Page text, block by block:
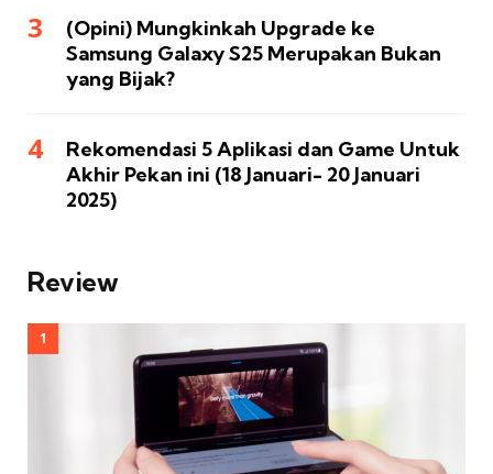
(Opini) Mungkinkah Upgrade ke
Samsung Galaxy S25 Merupakan Bukan
yang Bijak?
Rekomendasi 5 Aplikasi dan Game Untuk
Akhir Pekan ini (18 Januari- 20 Januari
2025)
Review